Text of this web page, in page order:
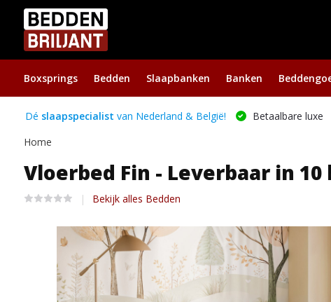
Boxsprings Bedden Slaapbanken Banken
Dé slaapspecialist van Nederland & België! Betaalbare luxe
Home
Vloerbed Fin - Leverbaar in
Bekijk alles Bedden